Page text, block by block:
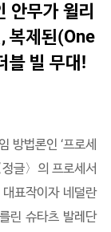
안무가 윌리
복제된(One
블 빌 무대!
방법론인 ‘프로세
글〉의 프로세서
표작이자 네덜란
린 슈타츠 발레단